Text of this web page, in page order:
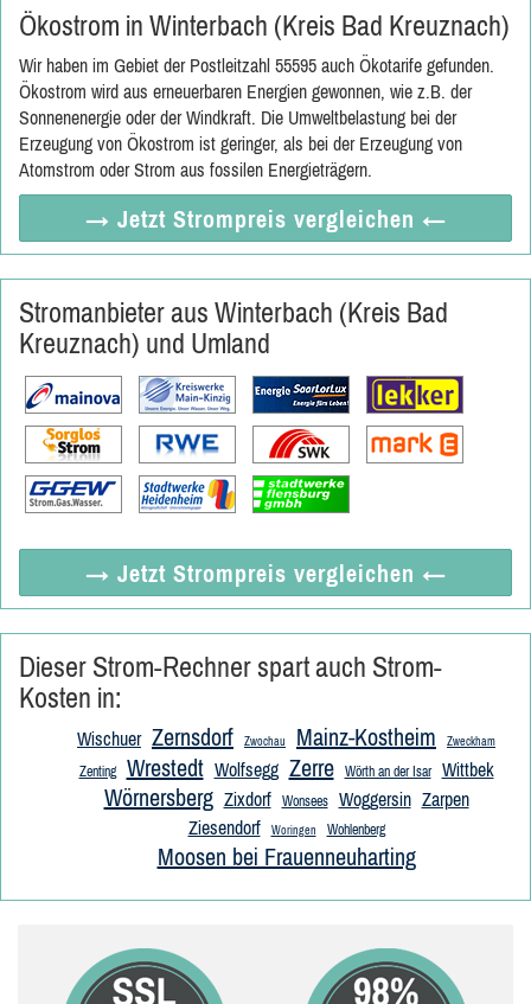
Ökostrom in Winterbach (Kreis Bad Kreuznach)
Wir haben im Gebiet der Postleitzahl 55595 auch Ökotarife gefunden.
Ökostrom wird aus erneuerbaren Energien gewonnen, wie z.B. der
Sonnenenergie oder der Windkraft. Die Umweltbelastung bei der
Erzeugung von Ökostrom ist geringer, als bei der Erzeugung von
Atomstrom oder Strom aus fossilen Energieträgern.
→ Jetzt Strompreis vergleichen ←
Stromanbieter aus Winterbach (Kreis Bad
Kreuznach) und Umland
→ Jetzt Strompreis vergleichen ←
Dieser Strom-Rechner spart auch Strom-
Kosten in:
Wischuer Zernsdorf Zwochau Mainz-Kostheim Zweckham
Zenting Wrestedt Wolfsegg Zerre Wörth an der Isar Wittbek
Wörnersberg Zixdorf Wonsees Woggersin Zarpen
Ziesendorf
Woringen Wohlenberg
Moosen bei Frauenneuharting